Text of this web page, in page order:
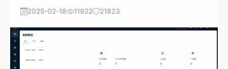
数据带来的存储和处理负担。
2025-02-18 11922 21823